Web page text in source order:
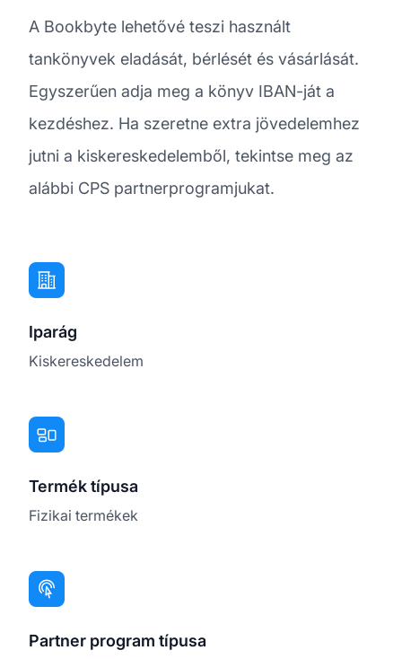
A Bookbyte lehetővé teszi használt
tankönyvek eladását, bérlését és vásárlását.
Egyszerűen adja meg a könyv IBAN-ját a
kezdéshez. Ha szeretne extra jövedelemhez
jutni a kiskereskedelemből, tekintse meg az
alábbi CPS partnerprogramjukat.
Iparág
Kiskereskedelem
Termék típusa
Fizikai termékek
Partner program típusa